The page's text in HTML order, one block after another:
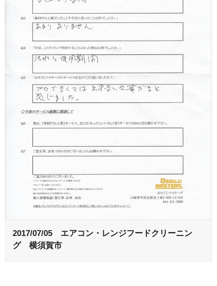
2017/07/05 エアコン・レンジフードクリーニン
グ 横須賀市